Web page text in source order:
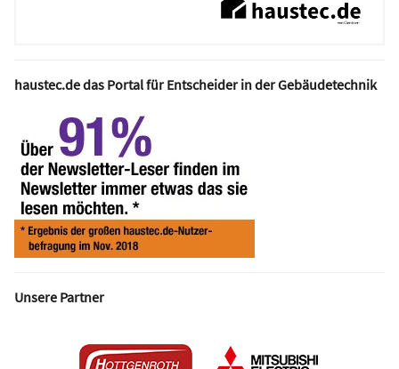
haustec.de das Portal für Entscheider in der Gebäudetechnik
Unsere Partner